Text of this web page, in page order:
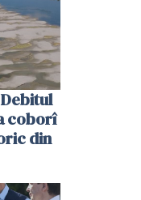
coborî
din